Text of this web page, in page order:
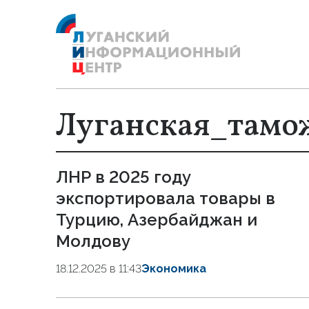
ЛНР в 2025 году
экспортировала товары в
Турцию, Азербайджан и
Молдову
18.12.2025 в 11:43Экономика